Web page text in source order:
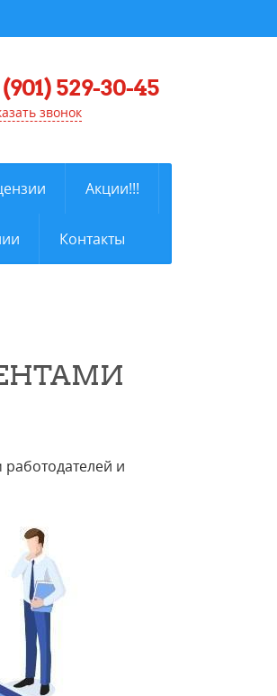
529-30-45
звонок
Акции!!!
Контакты
и